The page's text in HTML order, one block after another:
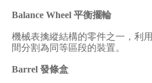
Balance Wheel 平衡擺輪
機械表擒縱結構的零件之一，利
間分割為同等區段的裝置。
Barrel 發條盒